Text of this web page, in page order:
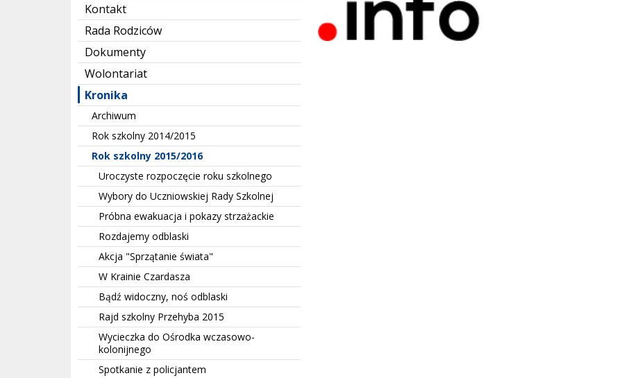
Kontakt
Rada Rodziców
Dokumenty
Wolontariat
Kronika
Archiwum
Rok szkolny 2014/2015
Rok szkolny 2015/2016
Uroczyste rozpoczęcie roku szkolnego
Wybory do Uczniowskiej Rady Szkolnej
Próbna ewakuacja i pokazy strzażackie
Rozdajemy odblaski
Akcja "Sprzątanie świata"
W Krainie Czardasza
Bądź widoczny, noś odblaski
Rajd szkolny Przehyba 2015
Wycieczka do Ośrodka wczasowo-
kolonijnego
Spotkanie z policjantem